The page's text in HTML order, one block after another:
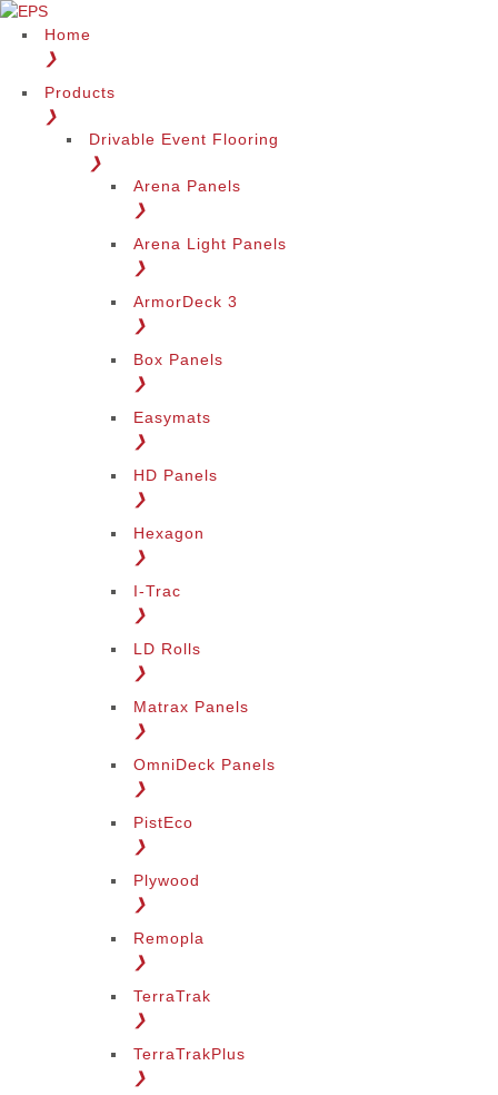
Home
❯
Products
❯
Drivable Event Flooring
❯
Arena Panels
❯
Arena Light Panels
❯
ArmorDeck 3
❯
Box Panels
❯
Easymats
❯
HD Panels
❯
Hexagon
❯
I-Trac
❯
LD Rolls
❯
Matrax Panels
❯
OmniDeck Panels
❯
PistEco
❯
Plywood
❯
Remopla
❯
TerraTrak
❯
TerraTrakPlus
❯